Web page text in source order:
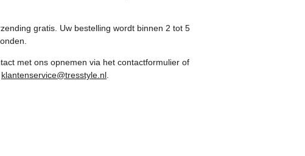
gratis. Uw bestelling wordt binnen 2 tot 5
met ons opnemen via het contactformulier of
klantenservice@tresstyle.nl